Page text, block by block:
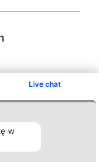
Live chat
w